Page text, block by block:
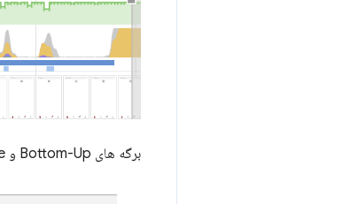
برگه های Bottom-Up و Call Tree زمان بندی دقیق تجزیه/کامپایل را به شما نشان می دهند: